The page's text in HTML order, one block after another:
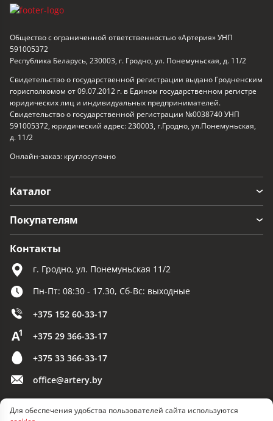
Для обеспечения удобства пользователей сайта используются
Общество с ограниченной ответственностью «Артерия» УНП
591005372
Республика Беларусь, 230003, г. Гродно, ул. Понемуньская, д. 11/2
Свидетельство о государственной регистрации выдано Гродненским
горисполкомом от 09.07.2012 г. в Едином государственном регистре
юридических лиц и индивидуальных предпринимателей.
Свидетельство о государственной регистрации №0038740 УНП
591005372, юридический адрес: 230003, г.Гродно, ул.Понемуньская,
д. 11/2
Онлайн-заказ: круглосуточно
Каталог
Покупателям
Контакты
г. Гродно, ул. Понемуньская 11/2
Пн-Пт: 08:30 - 17.30, Сб-Вс: выходные
+375 152 60-33-17
+375 29 366-33-17
+375 33 366-33-17
office@artery.by
© 2026 ООО «Артерия»